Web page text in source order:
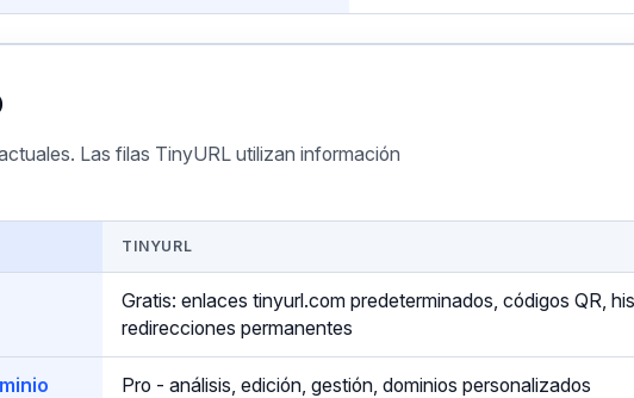
Las filas TinyURL utilizan información
TINYURL
Gratis: enlaces tinyurl.com predeterminados, códigos QR,
redirecciones permanentes
Pro - análisis, edición, gestión, dominios personalizados